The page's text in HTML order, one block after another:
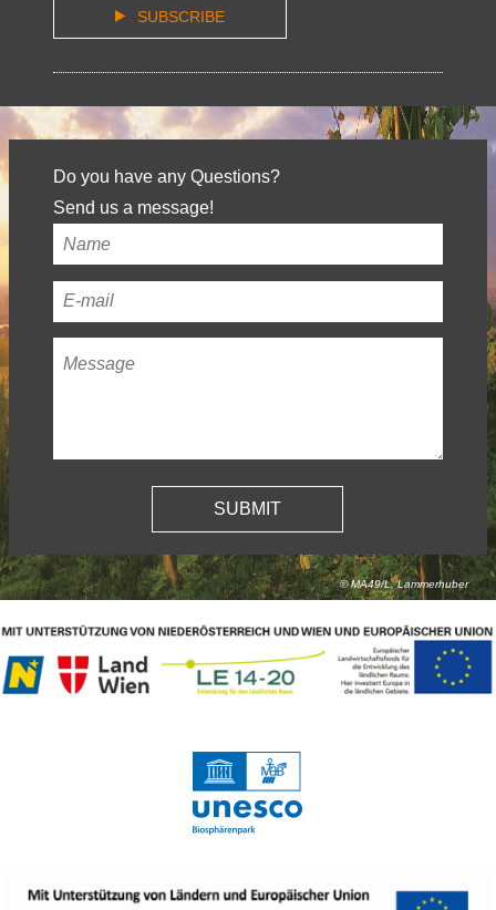
SUBSCRIBE
Do you have any Questions?
Send us a message!
Your
name*
Your
email
address*
Message
© MA49/L. Lammerhuber